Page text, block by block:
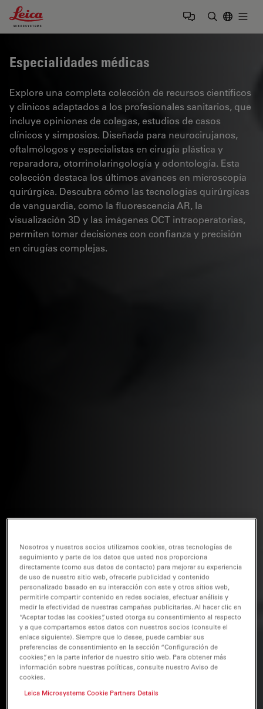
Leica Microsystems Logo
Especialidades médicas
Explore una completa colección de recursos científicos
y clínicos adaptados a los profesionales sanitarios, que
incluye opiniones de colegas, estudios de casos
clínicos y simposios. Diseñada para neurocirujanos,
oftalmólogos y especialistas en cirugía plástica y
reparadora, otorrinolaringología y odontología. Esta
colección destaca los últimos avances en microscopía
quirúrgica. Descubra cómo las tecnologías quirúrgicas
de vanguardia, como la fluorescencia AR, la
visualización 3D y las imágenes OCT intraoperatorias,
permiten tomar decisiones con confianza y precisión
en cirugías complejas.
Nosotros y nuestros socios utilizamos cookies, otras tecnologías de
seguimiento y parte de los datos que usted nos proporciona
directamente (como sus datos de contacto) para mejorar su experiencia
de uso de nuestro sitio web, ofrecerle publicidad y contenido
personalizado basado en su interacción con este y otros sitios web,
permitirle compartir contenido en redes sociales, efectuar análisis y
medir la efectividad de nuestras campañas publicitarias. Al hacer clic en
“Aceptar todas las cookies”, usted otorga su consentimiento al respecto
y a que compartamos estos datos con nuestros socios (consulte el
enlace siguiente). Siempre que lo desee, puede cambiar sus
preferencias de consentimiento en la sección “Configuración de
cookies”, en la parte inferior de nuestro sitio web. Para obtener más
información sobre nuestras políticas, consulte nuestro Aviso de
cookies.
Leica Microsystems Cookie Partners Details